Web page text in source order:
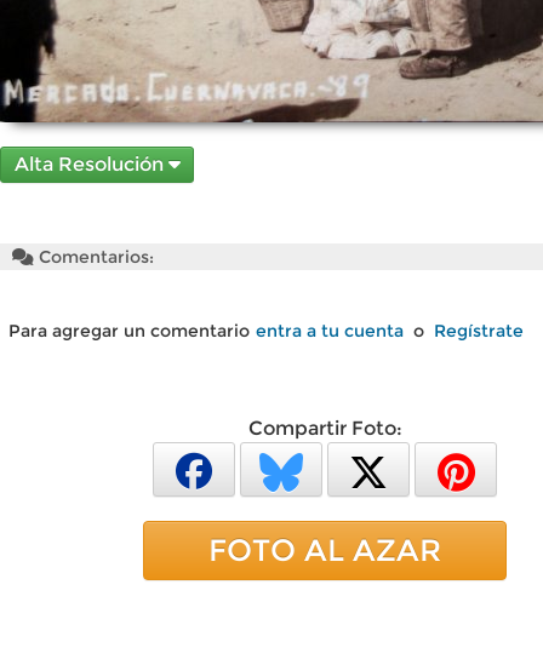
Alta Resolución
Comentarios:
Para agregar un comentario entra a tu cuenta o Regístrate
Compartir Foto:
FOTO AL AZAR